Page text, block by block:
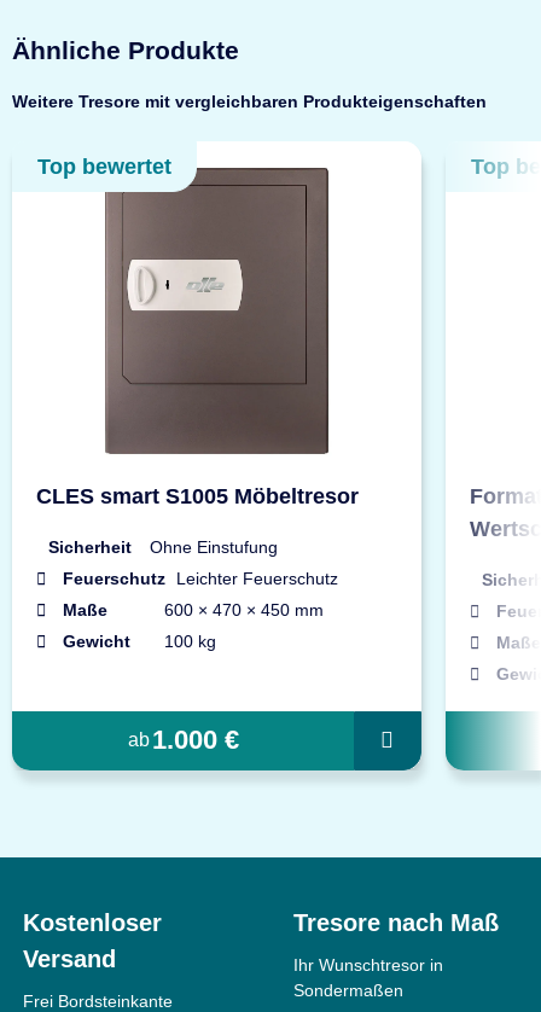
Ähnliche Produkte
Weitere Tresore mit vergleichbaren Produkteigenschaften
Top bewertet
CLES smart S1005 Möbeltresor
Sicherheit
Ohne Einstufung
Feuerschutz
Leichter Feuerschutz
Maße
600 × 470 × 450 mm
Gewicht
100 kg
ab1.000 €
Top
Maße
Kostenloser
Versand
Frei Bordsteinkante
Tresore nach Maß
Ihr Wunschtresor in
Sondermaßen